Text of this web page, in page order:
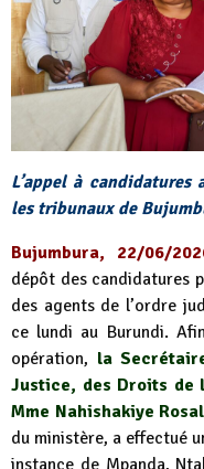
L’appel à
les tribunaux de
Bujumbura, 22/06/
dépôt des candidatures
des agents de l’ordre
ce lundi au Burundi.
opération, la
Justice, des Droits de
Mme Nahishakiye
du ministère, a effectué